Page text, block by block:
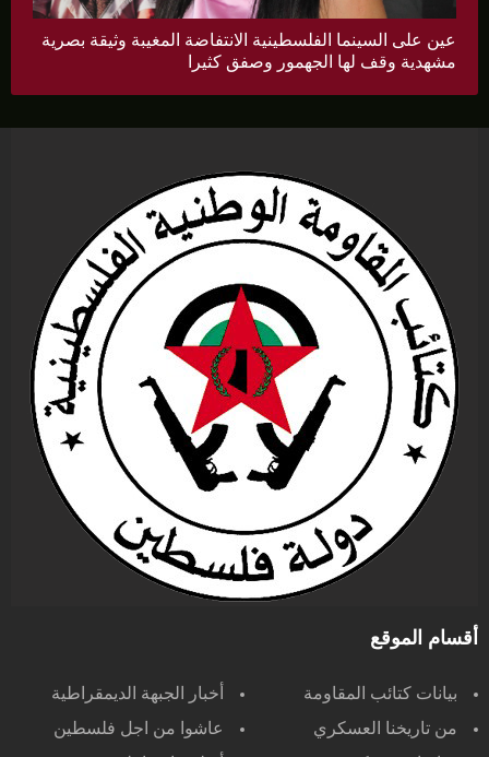
عين على السينما الفلسطينية الانتفاضة المغيبة وثيقة بصرية
مشهدية وقف لها الجهمور وصفق كثيرا
أقسام الموقع
بيانات كتائب المقاومة
أخبار الجبهة الديمقراطية
من تاريخنا العسكري
عاشوا من اجل فلسطين